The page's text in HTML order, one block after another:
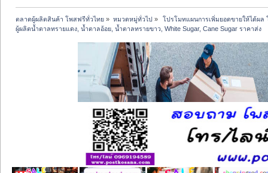
ตลาดผู้ผลิตสินค้า โพสฟรีทั่วไทย » หมวดหมู่ทั่วไป»
โปรโมทแผนการเพิ่มยอดขายให้ได้ผล
ผู้ผลิตน้ำตาลทรายแดง, น้ำตาลอ้อย, น้ำตาลทรายขาว, White Sugar, Cane Sugar ราคาส่ง